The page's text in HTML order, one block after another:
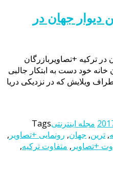
دیوار جهان در
در ترکیه +تصاویربازرگان
خانه خود دست به ابتکار جالبی
ویلایش که در نزدیکی دریا
مجله اینترنتیTags
, ترین, جهان, رونمایی +تصاویر ,
+تصاویر , متفاوت ترکیه,